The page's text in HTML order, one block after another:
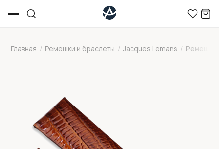
Главная / Ремешки и браслеты / Jacques Lemans / Ремешок